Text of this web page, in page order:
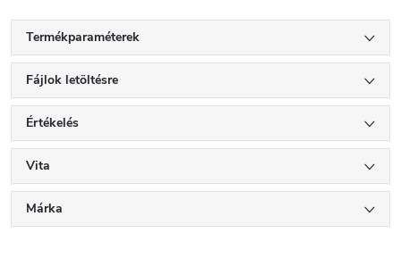
Termékparaméterek
Fájlok letöltésre
Értékelés
Vita
Márka